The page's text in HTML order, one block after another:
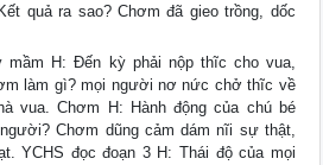
quả ra sao? Chơm đã gieo trồng, dốc
mầm H: Đến kỳ phải nộp thĩc cho vua,
làm gì? mọi người nơ nức chở thĩc về
vua. Chơm H: Hành động của chú bé
Chơm dũng cảm dám nĩi sự thật,
YCHS đọc đoạn 3 H: Thái độ của mọi